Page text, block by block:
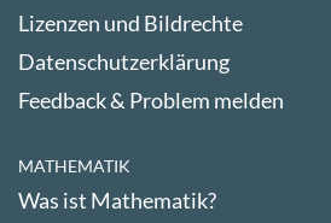
Lizenzen und Bildrechte
Datenschutzerklärung
Feedback & Problem melden
MATHEMATIK
Was ist Mathematik?